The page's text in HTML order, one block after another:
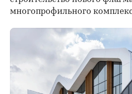
многопрофильного